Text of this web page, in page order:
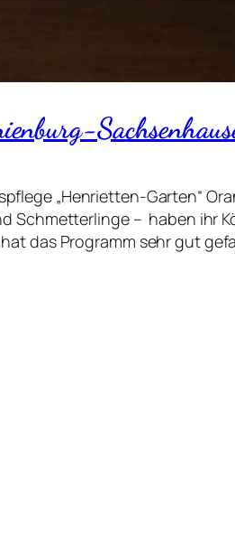
„Henrietten-Garten“
Schmetterlinge – haben ihr
das Programm sehr gut